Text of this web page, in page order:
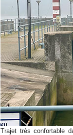
Trajet très confortable